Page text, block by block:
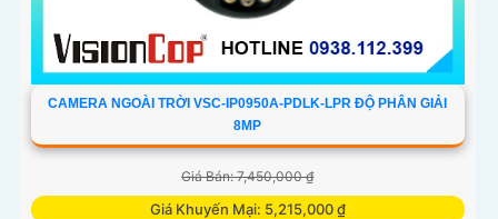
CAMERA NGOÀI TRỜI VSC-IP0950A-PDLK-LPR ĐỘ PHÂN GIẢI
8MP
Giá Bán: 7,450,000 ₫
Giá Khuyến Mại: 5,215,000 ₫